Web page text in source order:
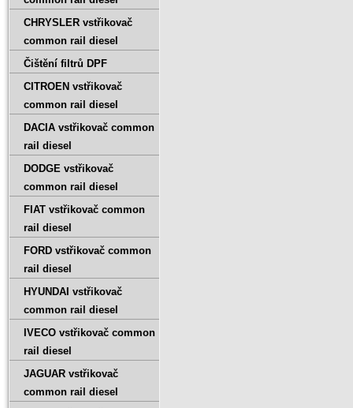
CHRYSLER vstřikovač
common rail diesel
Čištění filtrů DPF
CITROEN vstřikovač
common rail diesel
DACIA vstřikovač common
rail diesel
DODGE vstřikovač
common rail diesel
FIAT vstřikovač common
rail diesel
FORD vstřikovač common
rail diesel
HYUNDAI vstřikovač
common rail diesel
IVECO vstřikovač common
rail diesel
JAGUAR vstřikovač
common rail diesel